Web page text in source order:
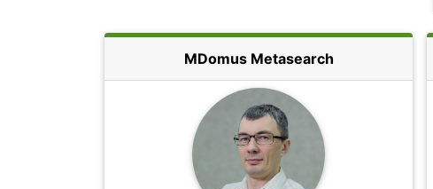
MDomus Metasearch